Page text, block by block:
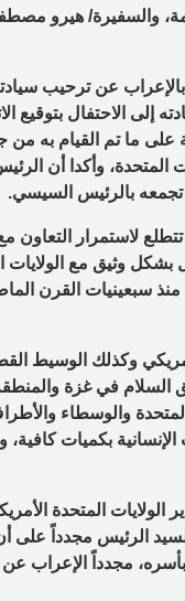
والسفيرة/ هيرو
عن ترحيب
إلى الاحتفال
على ما تم القيام به
المتحدة، وأكدا أن
تجمعه بالرئيس السيسي.
لاستمرار التعاون مع
وثيق مع الولايات
سبعينيات القرن
وكذلك الوسيط
في غزة والمنطقة
والوسطاء والأطراف
بكميات كافية،
المتحدة
الرئيس مجدداً على
مجدداً الإعراب